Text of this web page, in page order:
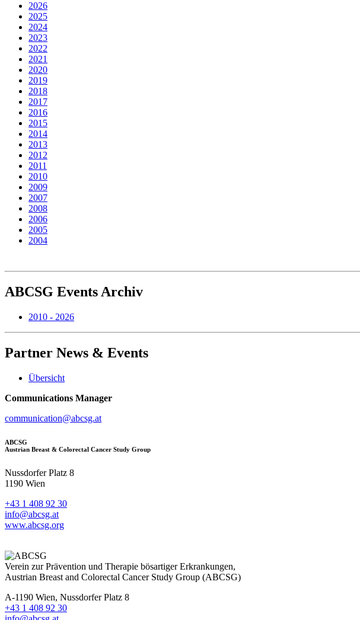
2026
2025
2024
2023
2022
2021
2020
2019
2018
2017
2016
2015
2014
2013
2012
2011
2010
2009
2007
2008
2006
2005
2004
ABCSG Events Archiv
2010 - 2026
Partner News & Events
Übersicht
Communications Manager
communication@abcsg.at
ABCSG
Austrian Breast & Colorectal Cancer Study Group
Nussdorfer Platz 8
1190 Wien
+43 1 408 92 30
info@abcsg.at
www.abcsg.org
Verein zur Prävention und Therapie bösartiger Erkrankungen,
Austrian Breast and Colorectal Cancer Study Group (ABCSG)
A-1190 Wien, Nussdorfer Platz 8
+43 1 408 92 30